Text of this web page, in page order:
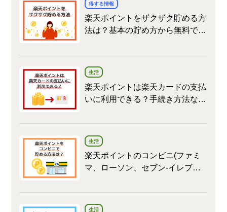
得する情報
楽天ポイントをザクザク貯める方
法は？基本の貯め方から無料でコ
生活
楽天ポイントは楽天カードの支払
いに利用できる？手続き方法など
生活
楽天ポイントのコンビニ(ファミ
マ、ローソン、セブン‐イレブン)
生活